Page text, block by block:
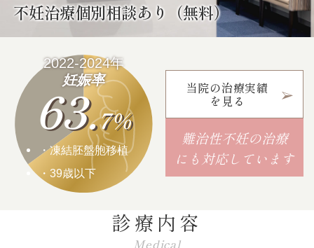
不妊治療個別相談あり（無料）
2022-2024年
妊娠率
63.7%
凍結胚盤胞移植
39歳以下
当院の治療実績
を見る
難治性不妊の治療
にも対応しています
診療内容
Medical